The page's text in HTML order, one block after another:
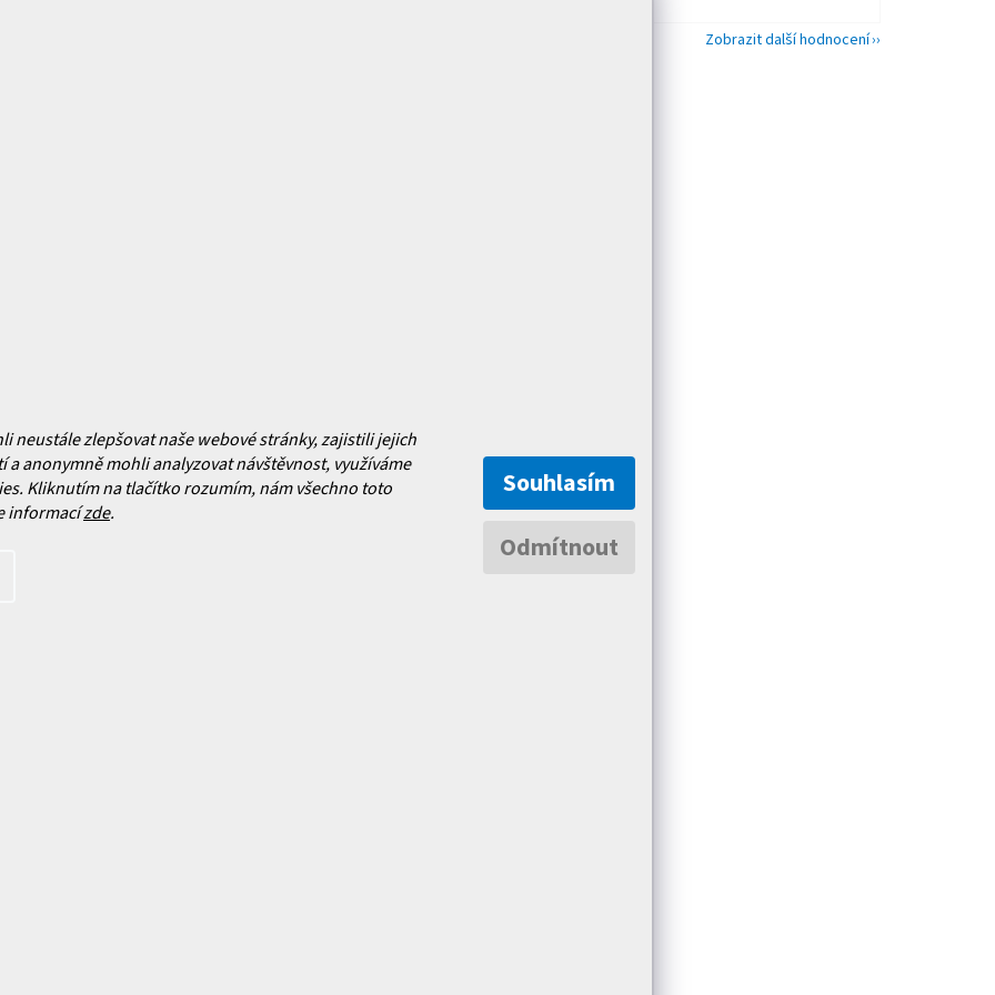
neustále zlepšovat naše webové stránky, zajistili jejich
a anonymně mohli analyzovat návštěvnost, využíváme
Kliknutím na tlačítko rozumím, nám všechno toto
informacízde.
Odmítnout
Souhlasím
Zobrazit další hodnocení
obchodu
produktech na našem e-
s